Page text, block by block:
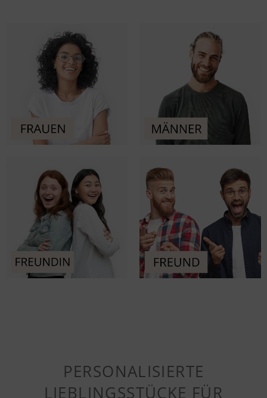
PERSONALISIERTE
LIEBLINGSSTÜCKE FÜR